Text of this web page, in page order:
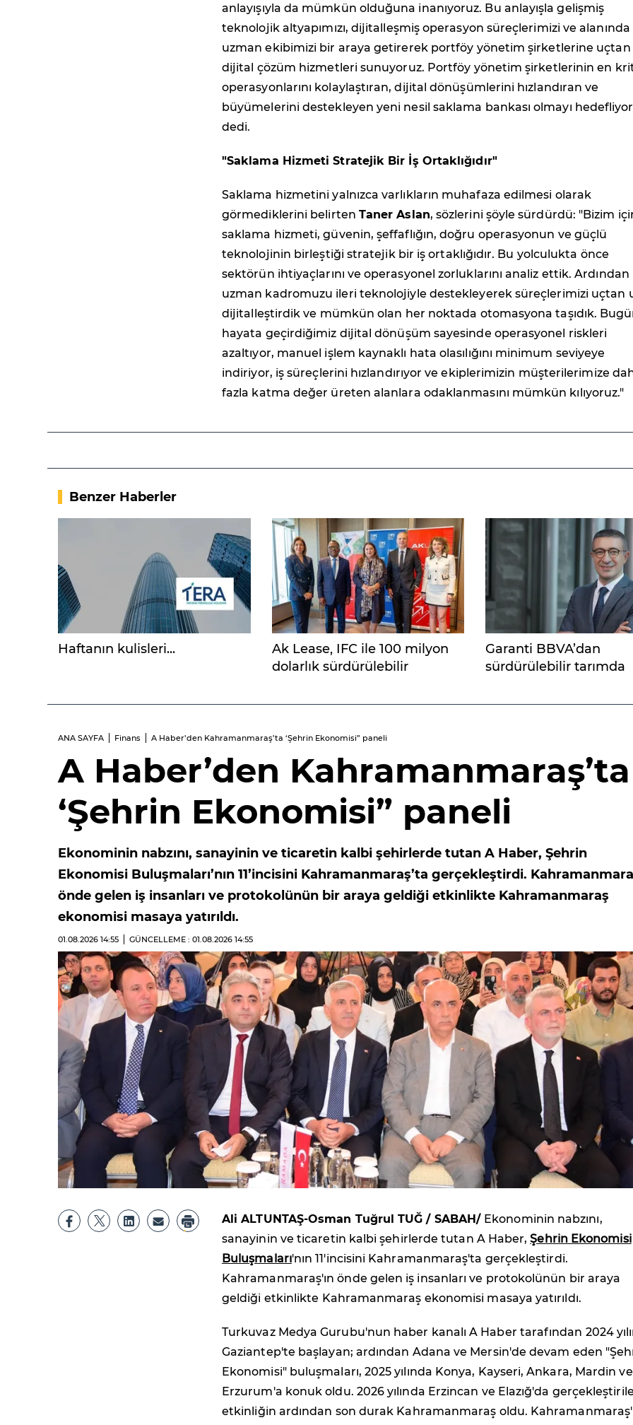
anlayışıyla da mümkün olduğuna inanıyoruz. Bu anlayışla gelişmiş
teknolojik altyapımızı, dijitalleşmiş operasyon süreçlerimizi ve alanında
uzman ekibimizi bir araya getirerek portföy yönetim şirketlerine uçtan
dijital çözüm hizmetleri sunuyoruz. Portföy yönetim şirketlerinin en
operasyonlarını kolaylaştıran, dijital dönüşümlerini hızlandıran ve
büyümelerini destekleyen yeni nesil saklama bankası olmayı
dedi.
"Saklama Hizmeti Stratejik Bir İş Ortaklığıdır"
Saklama hizmetini yalnızca varlıkların muhafaza edilmesi olarak
görmediklerini belirten Taner Aslan, sözlerini şöyle sürdürdü: "Bizim
saklama hizmeti, güvenin, şeffaflığın, doğru operasyonun ve güçlü
teknolojinin birleştiği stratejik bir iş ortaklığıdır. Bu yolculukta önce
sektörün ihtiyaçlarını ve operasyonel zorluklarını analiz ettik. Ardından
uzman kadromuzu ileri teknolojiyle destekleyerek süreçlerimizi uçtan
dijitalleştirdik ve mümkün olan her noktada otomasyona taşıdık.
hayata geçirdiğimiz dijital dönüşüm sayesinde operasyonel riskleri
azaltıyor, manuel işlem kaynaklı hata olasılığını minimum seviyeye
indiriyor, iş süreçlerini hızlandırıyor ve ekiplerimizin müşterilerimize
fazla katma değer üreten alanlara odaklanmasını mümkün kılıyoruz."
Benzer Haberler
Haftanın kulisleri...
Ak Lease, IFC ile 100 milyon
dolarlık sürdürülebilir
imzaladı
Garanti BBVA’dan
sürdürülebilir tarımda
euroluk yeşil tahvil
ANA SAYFA Finans A Haber’den Kahramanmaraş’ta ‘Şehrin Ekonomisi” paneli
A Haber’den Kahramanmaraş’ta
‘Şehrin Ekonomisi” paneli
Ekonominin nabzını, sanayinin ve ticaretin kalbi şehirlerde tutan A Haber, Şehrin
Ekonomisi Buluşmaları’nın 11’incisini Kahramanmaraş’ta gerçekleştirdi.
önde gelen iş insanları ve protokolünün bir araya geldiği etkinlikte Kahramanmaraş
ekonomisi masaya yatırıldı.
01.08.2026 14:55 GÜNCELLEME : 01.08.2026 14:55
Ali ALTUNTAŞ-Osman Tuğrul TUĞ / SABAH/ Ekonominin nabzını,
sanayinin ve ticaretin kalbi şehirlerde tutan A Haber,Şehrin Ekonomisi
Buluşmaları'nın 11'incisini Kahramanmaraş'ta gerçekleştirdi.
Kahramanmaraş'ın önde gelen iş insanları ve protokolünün bir araya
geldiği etkinlikte Kahramanmaraş ekonomisi masaya yatırıldı.
Turkuvaz Medya Gurubu'nun haber kanalı A Haber tarafından 2024
Gaziantep'te başlayan; ardından Adana ve Mersin'de devam eden
Ekonomisi" buluşmaları, 2025 yılında Konya, Kayseri, Ankara, Mardin ve
Erzurum'a konuk oldu. 2026 yılında Erzincan ve Elazığ'da
etkinliğin ardından son durak Kahramanmaraş oldu.